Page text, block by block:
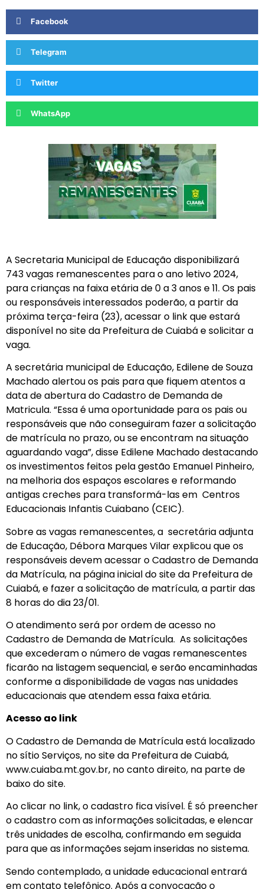
Facebook
Telegram
Twitter
WhatsApp
A Secretaria Municipal de Educação disponibilizará
743 vagas remanescentes para o ano letivo 2024,
para crianças na faixa etária de 0 a 3 anos e 11. Os pais
ou responsáveis interessados poderão, a partir da
próxima terça-feira (23), acessar o link que estará
disponível no site da Prefeitura de Cuiabá e solicitar a
vaga.
A secretária municipal de Educação, Edilene de Souza
Machado alertou os pais para que fiquem atentos a
data de abertura do Cadastro de Demanda de
Matricula. “Essa é uma oportunidade para os pais ou
responsáveis que não conseguiram fazer a solicitação
de matrícula no prazo, ou se encontram na situação
aguardando vaga”, disse Edilene Machado destacando
os investimentos feitos pela gestão Emanuel Pinheiro,
na melhoria dos espaços escolares e reformando
antigas creches para transformá-las em Centros
Educacionais Infantis Cuiabano (CEIC).
Sobre as vagas remanescentes, a secretária adjunta
de Educação, Débora Marques Vilar explicou que os
responsáveis devem acessar o Cadastro de Demanda
da Matrícula, na página inicial do site da Prefeitura de
Cuiabá, e fazer a solicitação de matrícula, a partir das
8 horas do dia 23/01.
O atendimento será por ordem de acesso no
Cadastro de Demanda de Matrícula. As solicitações
que excederam o número de vagas remanescentes
ficarão na listagem sequencial, e serão encaminhadas
conforme a disponibilidade de vagas nas unidades
educacionais que atendem essa faixa etária.
Acesso ao link
O Cadastro de Demanda de Matrícula está localizado
no sítio Serviços, no site da Prefeitura de Cuiabá,
www.cuiaba.mt.gov.br, no canto direito, na parte de
baixo do site.
Ao clicar no link, o cadastro fica visível. É só preencher
o cadastro com as informações solicitadas, e elencar
três unidades de escolha, confirmando em seguida
para que as informações sejam inseridas no sistema.
Sendo contemplado, a unidade educacional entrará
em contato telefônico. Após a convocação o